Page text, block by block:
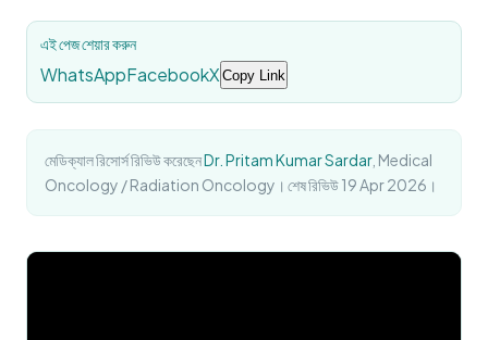
এই পেজ শেয়ার করুন
WhatsAppFacebookXCopy Link
মেডিক্যাল রিসোর্স রিভিউ করেছেনDr. Pritam Kumar Sardar, Medical
Oncology / Radiation Oncology। শেষ রিভিউ 19 Apr 2026।